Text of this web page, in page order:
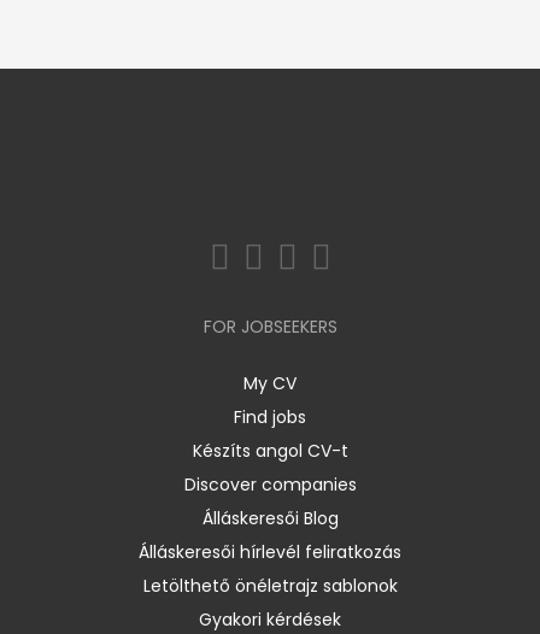
FOR JOBSEEKERS
My CV
Find jobs
Készíts angol CV-t
Discover companies
Álláskeresői Blog
Álláskeresői hírlevél feliratkozás
Letölthető önéletrajz sablonok
Gyakori kérdések